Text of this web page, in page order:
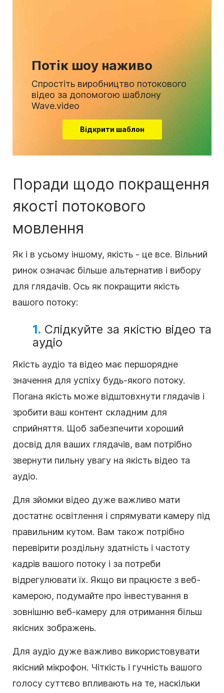
Потік шоу наживо
Спростіть виробництво потокового
відео за допомогою шаблону
Wave.video
Відкрити шаблон
Поради щодо покращення
якості потокового
мовлення
Як і в усьому іншому, якість - це все. Вільний
ринок означає більше альтернатив і вибору
для глядачів. Ось як покращити якість
вашого потоку:
1. Слідкуйте за якістю відео та
аудіо
Якість аудіо та відео має першорядне
значення для успіху будь-якого потоку.
Погана якість може відштовхнути глядачів і
зробити ваш контент складним для
сприйняття. Щоб забезпечити хороший
досвід для ваших глядачів, вам потрібно
звернути пильну увагу на якість відео та
аудіо.
Для зйомки відео дуже важливо мати
достатнє освітлення і спрямувати камеру під
правильним кутом. Вам також потрібно
перевірити роздільну здатність і частоту
кадрів вашого потоку і за потреби
відрегулювати їх. Якщо ви працюєте з веб-
камерою, подумайте про інвестування в
зовнішню веб-камеру для отримання більш
якісних зображень.
Для аудіо дуже важливо використовувати
якісний мікрофон. Чіткість і гучність вашого
голосу суттєво впливають на те, наскільки